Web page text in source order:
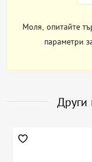
Моля, опитайте
параметри
Други